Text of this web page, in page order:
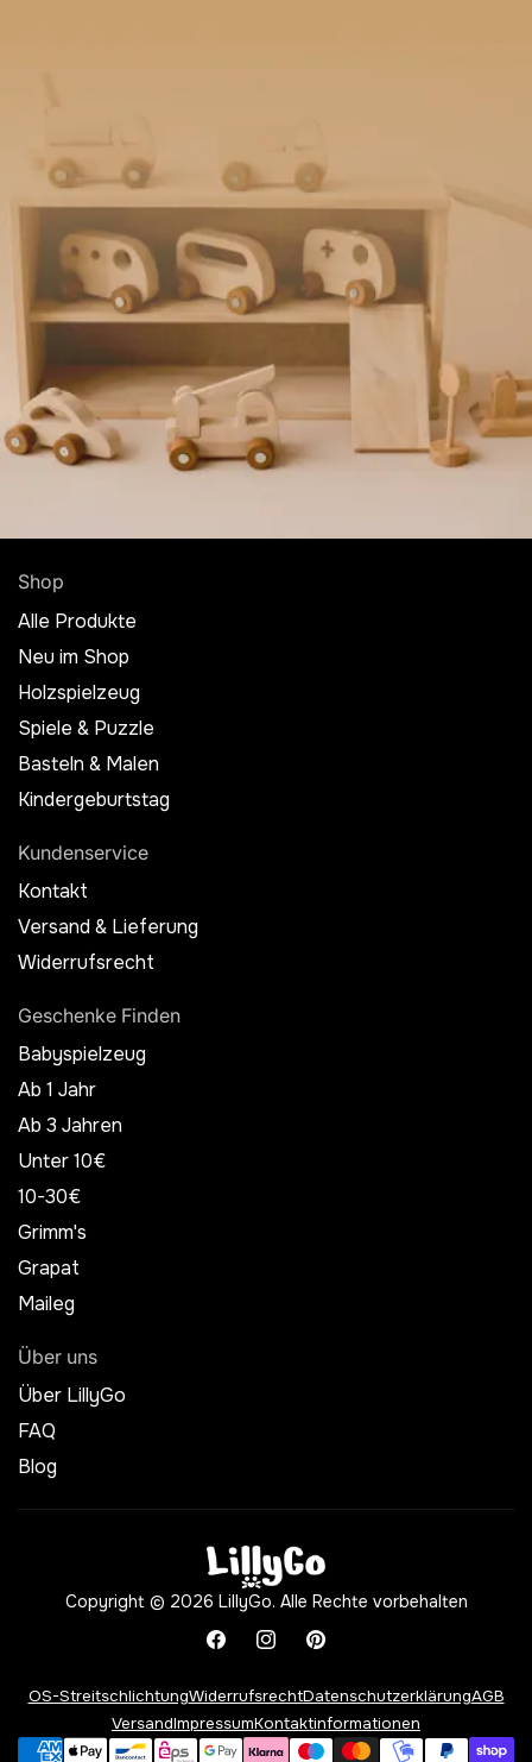
Shop
Alle Produkte
Neu im Shop
Holzspielzeug
Spiele & Puzzle
Basteln & Malen
Kindergeburtstag
Kundenservice
Kontakt
Versand & Lieferung
Widerrufsrecht
Geschenke Finden
Babyspielzeug
Ab 1 Jahr
Ab 3 Jahren
Unter 10€
10-30€
Grimm's
Grapat
Maileg
Über uns
Über LillyGo
FAQ
Blog
Copyright © 2026 LillyGo. Alle Rechte vorbehalten
FacebookInstagramPinterest
OS-StreitschlichtungWiderrufsrechtDatenschutzerklärungAGB
VersandImpressumKontaktinformationen